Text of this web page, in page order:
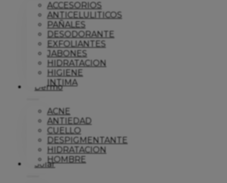
ACCESORIOS
ANTICELULITICOS
PAÑALES
DESODORANTE
EXFOLIANTES
JABONES
HIDRATACION
HIGIENE
INTIMA
Dermo
ACNE
ANTIEDAD
CUELLO
DESPIGMENTANTE
HIDRATACION
HOMBRE
Solar